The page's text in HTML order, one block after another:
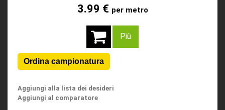
3.99 € per metro
Più
Aggiungi alla lista dei desideri
Aggiungi al comparatore